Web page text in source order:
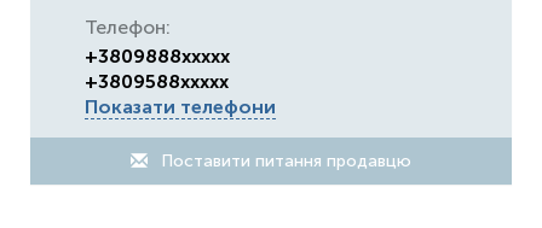
Телефон:
+3809888xxxxx
+3809588xxxxx
Показати телефони
Поставити питання продавцю